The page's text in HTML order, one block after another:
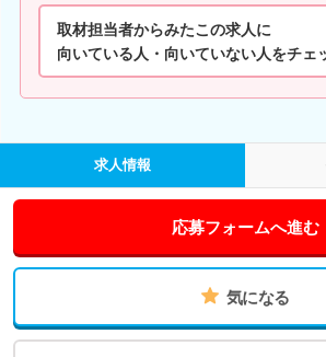
取材担当者からみたこの求人に
向いている人・向いていない人をチェ
求人情報
応募フォームへ進む
気になる